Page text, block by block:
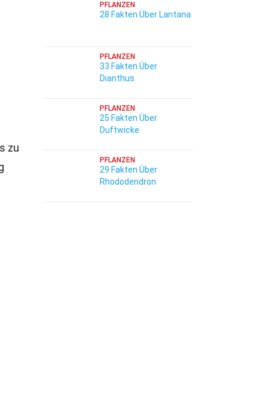
zu
PFLANZEN
28 Fakten Über Lantana
PFLANZEN
33 Fakten Über
Dianthus
PFLANZEN
25 Fakten Über
Duftwicke
PFLANZEN
29 Fakten Über
Rhododendron